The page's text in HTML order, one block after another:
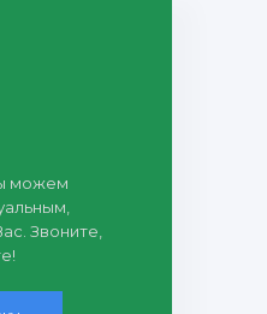
можем
Звоните,